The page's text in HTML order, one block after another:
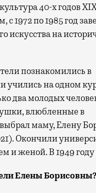
40-х годов
с 1972 по 1985 год
искусства на
познакомились в
учились на одном
два молодых
влюбленные в
маму, Елену
Окончили
и женой. В 1949 году
Елены Борисовны?